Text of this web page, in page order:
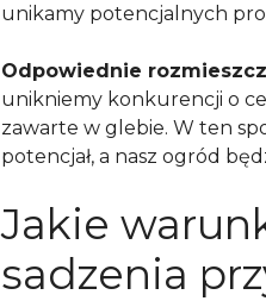
unikamy potencjalnych
Odpowiednie
unikniemy konkurencji o
zawarte w glebie. W ten
potencjał, a nasz ogród
Jakie
sadzenia